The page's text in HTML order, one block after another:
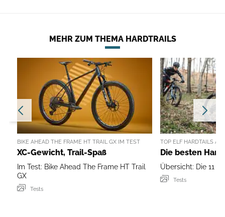
MEHR ZUM THEMA HARDTRAILS
BIKE AHEAD THE FRAME HT TRAIL GX IM TEST
XC-Gewicht, Trail-Spaß
Im Test: Bike Ahead The Frame HT Trail
GX
Tests
TOP ELF HARDTAILS
Die besten
Übersicht: Die 11
Tests